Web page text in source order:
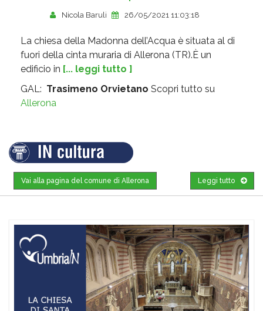
Nicola Baruli 26/05/2021 11:03:18
La chiesa della Madonna dell’Acqua è situata al di
fuori della cinta muraria di Allerona (TR).È un
edificio in [... leggi tutto ]
GAL: Trasimeno Orvietano Scopri tutto su
Allerona
Leggi tutto
Vai alla pagina del comune di Allerona